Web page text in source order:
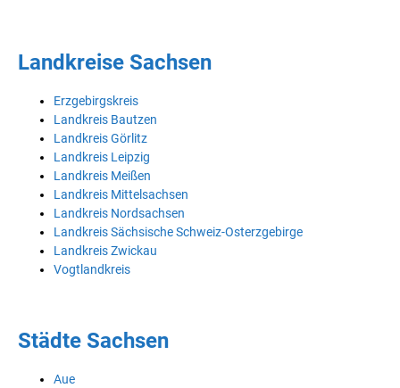
Landkreise Sachsen
Erzgebirgskreis
Landkreis Bautzen
Landkreis Görlitz
Landkreis Leipzig
Landkreis Meißen
Landkreis Mittelsachsen
Landkreis Nordsachsen
Landkreis Sächsische Schweiz-Osterzgebirge
Landkreis Zwickau
Vogtlandkreis
Städte Sachsen
Aue